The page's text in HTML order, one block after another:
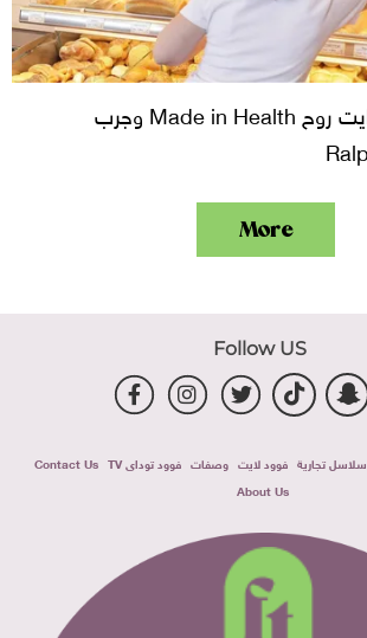
لو نباتي أو عامل دايت روح Made in Health وجرب
More
Follow US
سلاسل تجارية فوود لايت وصفات فوود توداى TV
Contact Us
About Us